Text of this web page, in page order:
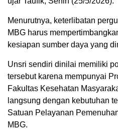
Menurutnya, keterlibatan
MBG harus
kesiapan sumber daya yang
Unsri sendiri dinilai memiliki
tersebut karena mempunyai
Fakultas Kesehatan
langsung dengan kebutuhan
Satuan Pelayanan
MBG.